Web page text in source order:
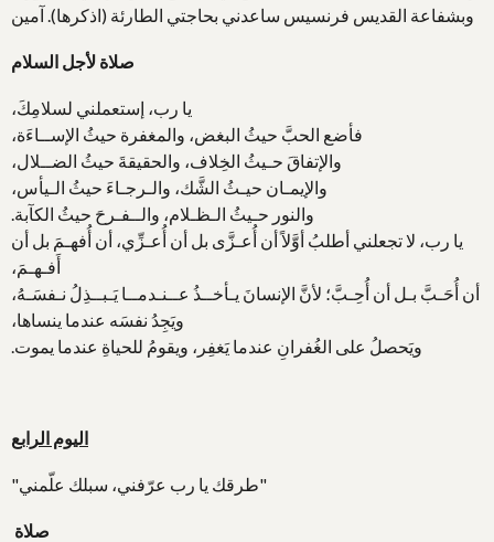
وبشفاعة القديس فرنسيس ساعدني بحاجتي الطارئة (اذكرها). آمين
صلاة لأجل السلام
يا رب، إستعملني لسلامِكَ،
فأضع الحبَّ حيثُ البغض، والمغفرة حيثُ الإســاءَة،
والإتفاقَ حـيثُ الخِلاف، والحقيقةَ حيثُ الضــلال،
والإيمـان حيـثُ الشَّك، والـرجـاءَ حيثُ الـيأس،
والنور حـيثُ الـظـلام، والــفـرحَ حيثُ الكآبة.
يا رب، لا تجعلني أطلبُ أوَّلاً أن أُعـزَّى بل أن أُعـزِّي، أن أُفهـمَ بل أن
أَفـهـمَ،
أن أُحَـبَّ بـل أن أُحِـبَّ؛ لأنَّ الإنسانَ يـأخــذُ عــنـدمــا يَـبــذِلُ نـفسَـهُ،
ويَجِدُ نفسَه عندما ينساها،
ويَحصلُ على الغُفرانِ عندما يَغفِر، ويقومُ للحياةِ عندما يموت.
اليوم الرابع
"طرقك يا رب عرّفني، سبلك علّمني"
صلاة